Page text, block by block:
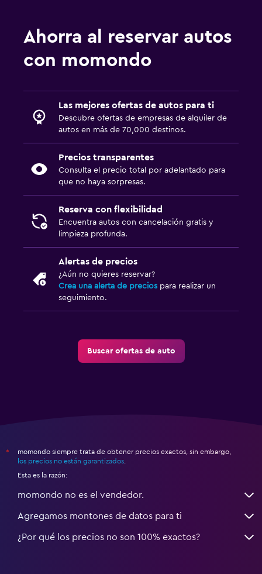
Ahorra al reservar autos
con momondo
Las mejores ofertas de autos para ti
Descubre ofertas de empresas de alquiler de
autos en más de 70,000 destinos.
Precios transparentes
Consulta el precio total por adelantado para
que no haya sorpresas.
Reserva con flexibilidad
Encuentra autos con cancelación gratis y
limpieza profunda.
Alertas de precios
¿Aún no quieres reservar?
Crea una alerta de precios para realizar un
seguimiento.
Buscar ofertas de auto
*
momondo siempre trata de obtener precios exactos, sin embargo,
los precios no están garantizados.
Esta es la razón:
momondo no es el vendedor.
Agregamos montones de datos para ti
¿Por qué los precios no son 100% exactos?